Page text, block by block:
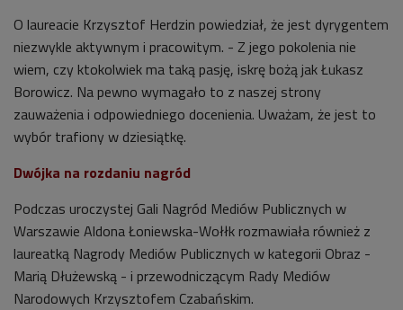
O laureacie Krzysztof Herdzin powiedział, że jest dyrygentem
niezwykle aktywnym i pracowitym. - Z jego pokolenia nie
wiem, czy ktokolwiek ma taką pasję, iskrę bożą jak Łukasz
Borowicz. Na pewno wymagało to z naszej strony
zauważenia i odpowiedniego docenienia. Uważam, że jest to
wybór trafiony w dziesiątkę.
Dwójka na rozdaniu nagród
Podczas uroczystej Gali Nagród Mediów Publicznych w
Warszawie Aldona Łoniewska-Wołłk rozmawiała również z
laureatką Nagrody Mediów Publicznych w kategorii Obraz -
Marią Dłużewską - i przewodniczącym Rady Mediów
Narodowych Krzysztofem Czabańskim.